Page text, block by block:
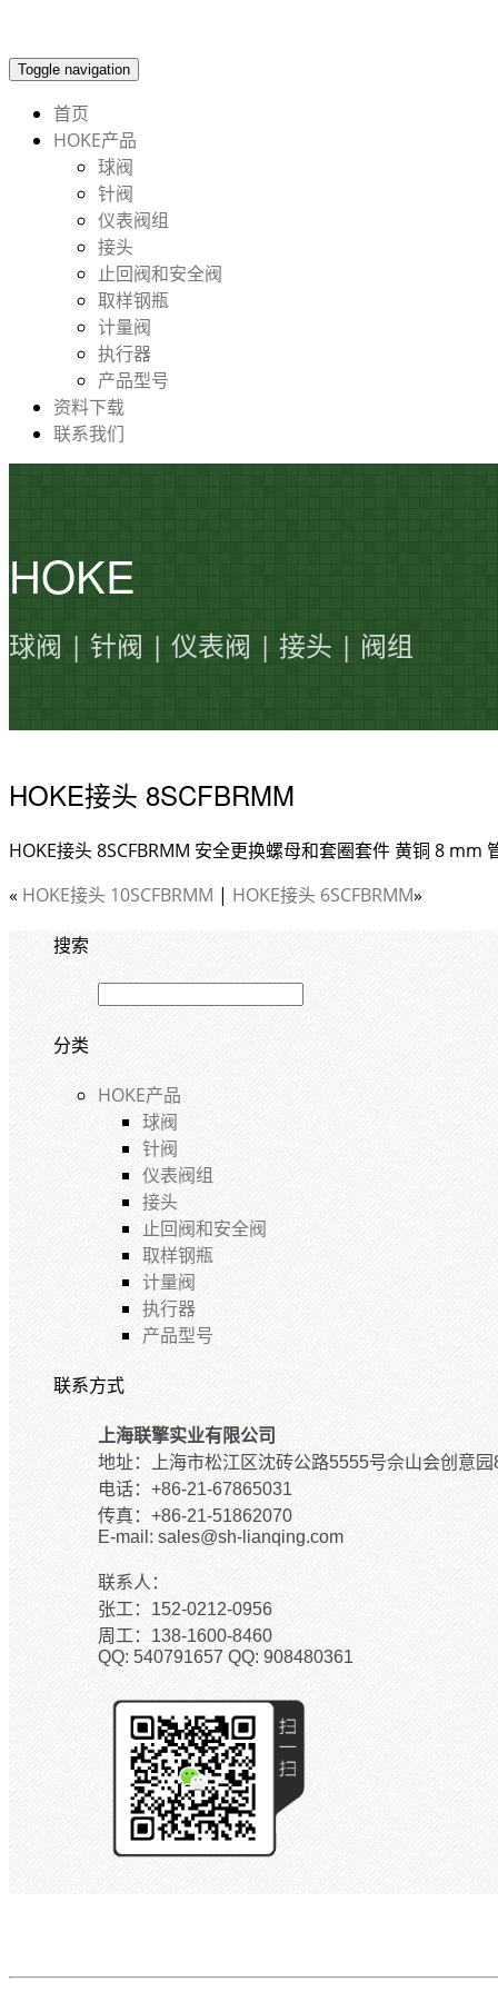
Toggle navigation
首页
HOKE产品
球阀
针阀
仪表阀组
接头
止回阀和安全阀
取样钢瓶
计量阀
执行器
产品型号
资料下载
联系我们
HOKE
球阀 | 针阀 | 仪表阀 | 接头 | 阀组
HOKE接头 8SCFBRMM
HOKE接头 8SCFBRMM 安全更换螺母和套圈套件 黄铜 8 mm
« HOKE接头 10SCFBRMM | HOKE接头 6SCFBRMM»
搜索
分类
HOKE产品
球阀
针阀
仪表阀组
接头
止回阀和安全阀
取样钢瓶
计量阀
执行器
产品型号
联系方式
上海联擎实业有限公司
地址：上海市松江区沈砖公路5555号佘山会创意园
电话：+86-21-67865031
传真：+86-21-51862070
E-mail: sales@sh-lianqing.com
联系人：
张工：152-0212-0956
周工：138-1600-8460
QQ: 540791657 QQ: 908480361